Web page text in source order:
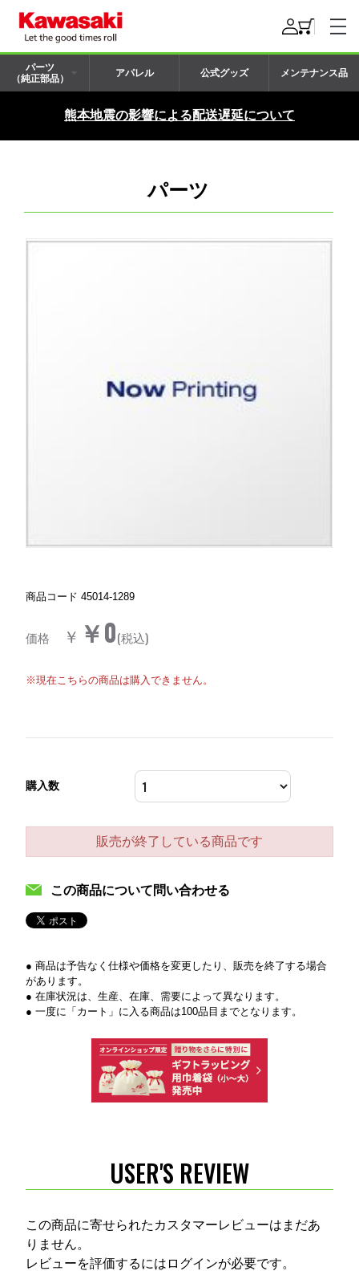
パーツ
（純正部品）
アパレル 公式グッズ メンテナンス品
熊本地震の影響による配送遅延について
パーツ
商品コード 45014-1289
価格 ￥ ￥0(税込)
※現在こちらの商品は購入できません。
購入数
販売が終了している商品です
この商品について問い合わせる
● 商品は予告なく仕様や価格を変更したり、販売を終了する場合
があります。
● 在庫状況は、生産、在庫、需要によって異なります。
● 一度に「カート」に入る商品は100品目までとなります。
USER'S REVIEW
この商品に寄せられたカスタマーレビューはまだあ
りません。
レビューを評価するには ログインが必要です。